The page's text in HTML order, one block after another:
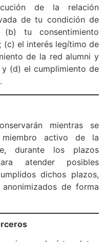
de la relación
de tu condición de
tu consentimiento
(c) el interés legítimo de
de la red alumni y
(d) el cumplimiento de
mientras se
activo de la
durante los plazos
atender posibles
dichos plazos,
de forma